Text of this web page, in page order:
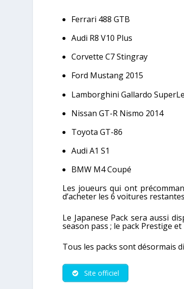
Ferrari 488 GTB
Audi R8 V10 Plus
Corvette C7 Stingray
Ford Mustang 2015
Lamborghini Gallardo
Nissan GT-R Nismo 2014
Toyota GT-86
Audi A1 S1
BMW M4 Coupé
Les joueurs qui ont
d’acheter les 6 voitures
Le Japanese Pack sera aussi
season pass ; le pack Prestige
Tous les packs sont désormais
Site officiel